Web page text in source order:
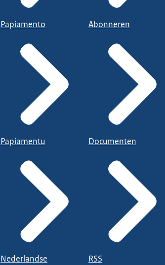
Papiamento
Papiamentu
Nederlandse
Abonneren
Documenten
RSS